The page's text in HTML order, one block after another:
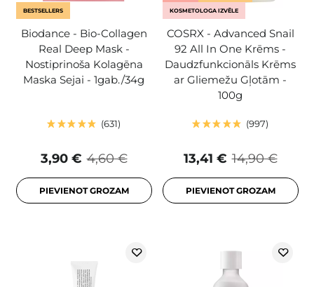
BESTSELLERS
Biodance - Bio-Collagen
Real Deep Mask -
Nostiprinoša Kolagēna
Maska Sejai - 1gab./34g
631
4,60 €
3,90 €
PIEVIENOT GROZAM
KOSMETOLOGA IZVĒLE
COSRX - Advanced Snail
92 All In One Krēms -
Daudzfunkcionāls Krēms
ar Gliemežu Gļotām -
100g
997
14,90 €
13,41 €
PIEVIENOT GROZAM